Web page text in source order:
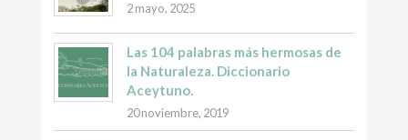
2 mayo, 2025
Las 104 palabras más hermosas de
la Naturaleza. Diccionario
Aceytuno.
20 noviembre, 2019